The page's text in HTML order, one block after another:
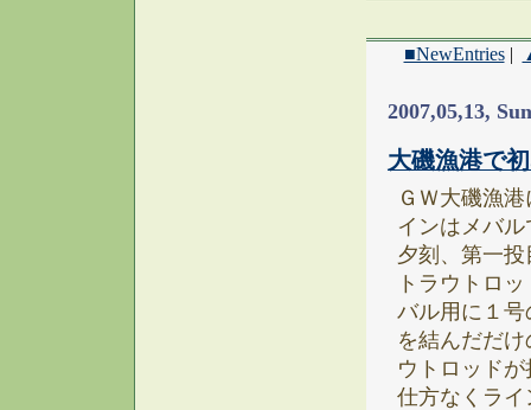
■NewEntries|
2007,05,13,
大磯漁港で
ＧＷ大磯漁
インはメバ
夕刻、第一
トラウトロ
バル用に１号
を結んだだ
ウトロッド
仕方なくラ